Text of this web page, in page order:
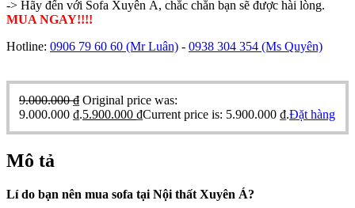
-> Hãy đến với Sofa Xuyên Á, chắc chắn bạn sẽ được hài lòng.
MUA NGAY!!!!
Hotline: 0906 79 60 60 (Mr Luân) - 0938 304 354 (Ms Quyên)
9.000.000₫ Original price was:
9.000.000 ₫.5.900.000 ₫Current price is: 5.900.000 ₫.Đặt hàng
Mô tả
Lí do bạn nên mua sofa tại Nội thất Xuyên Á?